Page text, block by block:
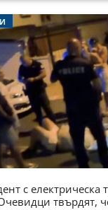
с електрическа
твърдят,